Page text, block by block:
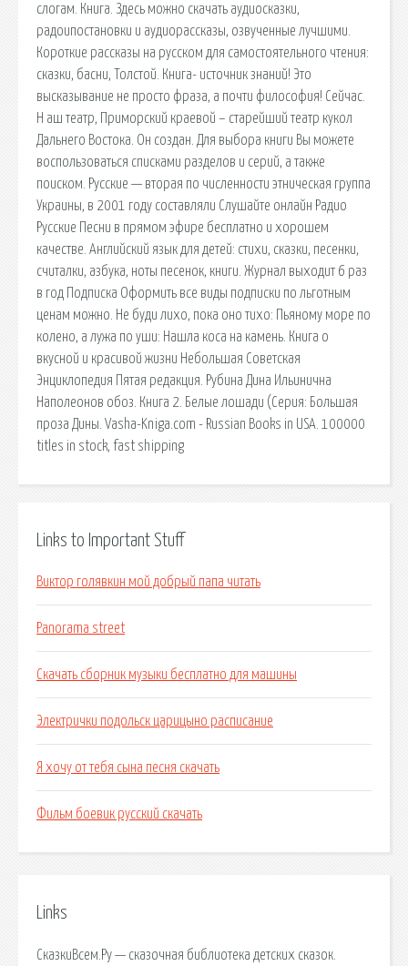
слогам. Книга. Здесь можно скачать аудиосказки,
радоипостановки и аудиорассказы, озвученные лучшими.
Короткие рассказы на русском для самостоятельного чтения:
сказки, басни, Толстой. Книга- источник знаний! Это
высказывание не просто фраза, а почти философия! Сейчас.
Н аш театр, Приморский краевой – старейший театр кукол
Дальнего Востока. Он создан. Для выбора книги Вы можете
воспользоваться списками разделов и серий, а также
поиском. Русские — вторая по численности этническая группа
Украины, в 2001 году составляли Слушайте онлайн Радио
Русские Песни в прямом эфире бесплатно и хорошем
качестве. Английский язык для детей: стихи, сказки, песенки,
считалки, азбука, ноты песенок, книги. Журнал выходит 6 раз
в год Подписка Оформить все виды подписки по льготным
ценам можно. Не буди лихо, пока оно тихо: Пьяному море по
колено, а лужа по уши: Нашла коса на камень. Книга о
вкусной и красивой жизни Небольшая Советская
Энциклопедия Пятая редакция. Рубина Дина Ильинична
Наполеонов обоз. Книга 2. Белые лошади (Серия: Большая
проза Дины. Vasha-Kniga.com - Russian Books in USA. 100000
titles in stock, fast shipping
Links to Important Stuff
Виктор голявкин мой добрый папа читать
Panorama street
Скачать сборник музыки бесплатно для машины
Электрички подольск царицыно расписание
Я хочу от тебя сына песня скачать
Фильм боевик русский скачать
Links
СказкиВсем.Ру — сказочная библиотека детских сказок.